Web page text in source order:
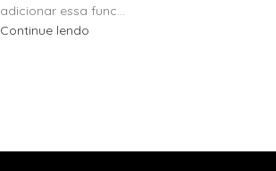
adicionar essa func...
Continue lendo